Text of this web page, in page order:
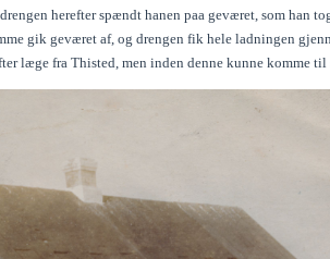
herefter spændt hanen paa geværet, som han
gik geværet af, og drengen fik hele ladningen
læge fra Thisted, men inden denne kunne komme til